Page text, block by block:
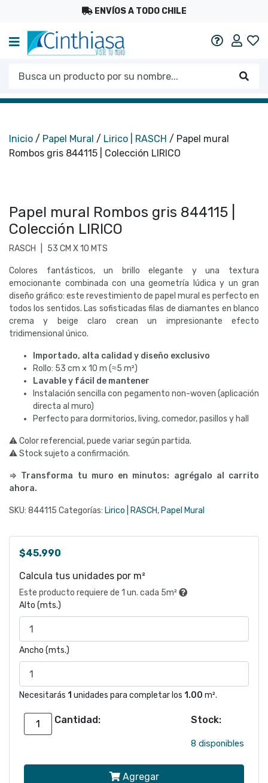
ENVÍOS A TODO CHILE
Mi
Busca un producto por su nombre...
Inicio / Papel Mural / Lirico | RASCH / Papel mural
Rombos gris 844115 | Colección LIRICO
Papel mural Rombos gris 844115 |
Colección LIRICO
RASCH 53 CM X 10 MTS
Colores fantásticos, un brillo elegante y una textura
emocionante combinada con una geometría lúdica y un gran
diseño gráfico: este revestimiento de papel mural es perfecto en
todos los sentidos. Las sofisticadas filas de diamantes en blanco
crema y beige claro crean un impresionante efecto
tridimensional único.
Importado, alta calidad y diseño exclusivo
Rollo: 53 cm x 10 m (≈5 m²)
Lavable y fácil de mantener
Instalación sencilla con pegamento non-woven (aplicación
directa al muro)
Perfecto para dormitorios, living, comedor, pasillos y hall
⚠ Color referencial, puede variar según partida.
⚠ Stock sujeto a confirmación.
⇒ Transforma tu muro en minutos: agrégalo al carrito
ahora.
SKU: 844115 Categorías: Lirico | RASCH, Papel Mural
$45.990
Calcula tus unidades por m²
Este producto requiere de 1 un. cada 5m²
Alto (mts.)
Ancho (mts.)
Necesitarás 1 unidades para completar los 1.00 m².
Cantidad:
Papel
Stock:
8 disponibles
Agregar